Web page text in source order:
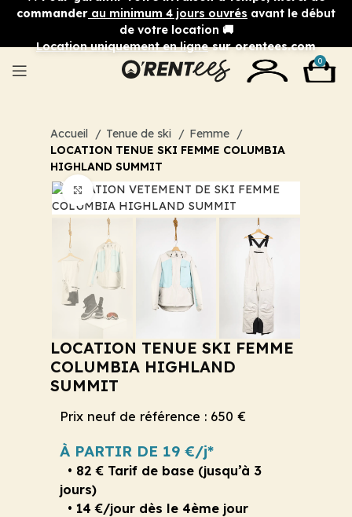
commander au minimum 4 jours ouvrés avant le début
de votre location 🚚
Location uniquement en lignesur orentees.com
0
Accueil Tenue de ski
Femme
LOCATION TENUE SKI FEMME COLUMBIA
HIGHLAND SUMMIT
Cliquez pour agrandir
LOCATION TENUE SKI FEMME
COLUMBIA HIGHLAND
SUMMIT
Prix neuf de référence : 650 €
À PARTIR DE 19 €/j*
• 82 € Tarif de base (jusqu’à 3
jours)
• 14 €/jour dès le 4ème jour